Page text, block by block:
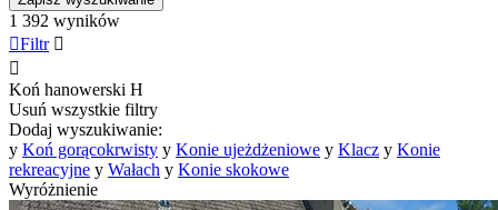
1 392 wyników
Filtr 

Koń hanowerski H
Usuń wszystkie filtry
Dodaj wyszukiwanie:
y Koń gorącokrwisty y Konie ujeżdżeniowe y Klacz y Konie
rekreacyjne y Wałach y Konie skokowe
Wyróżnienie